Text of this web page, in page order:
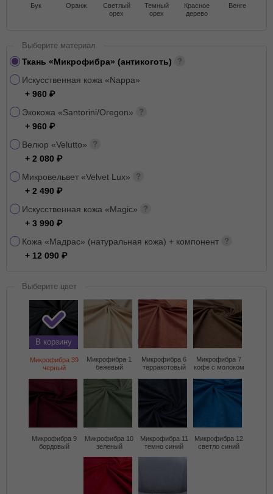
Бук Оранж
Светлый
орех
Темный
орех
Красное
дерево
Венге
Выберите материал
Ткань «Микрофибра» (антикоготь)
Искусственная кожа «Nappa»
+ 960
Экокожа «Santorini/Oregon»
+ 960
Велюр «Velutto»
+ 2 080
Микровельвет «Velvet Lux»
+ 2 490
Искусственная кожа «Magic»
+ 3 990
Кожа «Мадрас» (натуральная кожа) + компонент
+ 12 090
Выберите цвет
В корзину
Микрофибра 39
черный
Микрофибра 1
бежевый
Микрофибра 6
терракотовый
Микрофибра 7
кофе с молоком
Микрофибра 9
бордовый
Микрофибра 10
зеленый
Микрофибра 11
темно синий
Микрофибра 12
светло синий